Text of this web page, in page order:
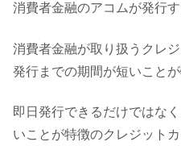
消費者金融のアコムが発行
消費者金融が取り扱うクレ
発行までの期間が短いことが
即日発行できるだけではな
いことが特徴のクレジット